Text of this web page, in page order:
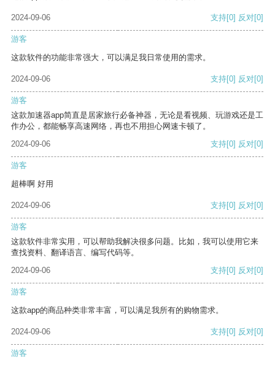
2024-09-06 支持[0] 反对[0]
游客
这款软件的功能非常强大，可以满足我日常使用的需求。
2024-09-06 支持[0] 反对[0]
游客
这款加速器app简直是居家旅行必备神器，无论是看视频、玩游戏还是工
作办公，都能畅享高速网络，再也不用担心网速卡顿了。
2024-09-06
支持[0] 反对[0]
游客
超棒啊 好用
2024-09-06 支持[0] 反对[0]
游客
这款软件非常实用，可以帮助我解决很多问题。比如，我可以使用它来
查找资料、翻译语言、编写代码等。
2024-09-06
支持[0] 反对[0]
游客
这款app的商品种类非常丰富，可以满足我所有的购物需求。
2024-09-06 支持[0] 反对[0]
游客